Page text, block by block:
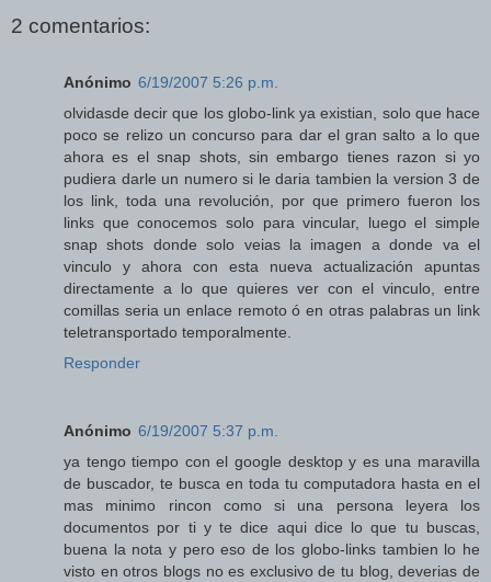
2 comentarios:
Anónimo 6/19/2007 5:26 p.m.
olvidasde decir que los globo-link ya existian, solo que hace
poco se relizo un concurso para dar el gran salto a lo que
ahora es el snap shots, sin embargo tienes razon si yo
pudiera darle un numero si le daria tambien la version 3 de
los link, toda una revolución, por que primero fueron los
links que conocemos solo para vincular, luego el simple
snap shots donde solo veias la imagen a donde va el
vinculo y ahora con esta nueva actualización apuntas
directamente a lo que quieres ver con el vinculo, entre
comillas seria un enlace remoto ó en otras palabras un link
teletransportado temporalmente.
Responder
Anónimo 6/19/2007 5:37 p.m.
ya tengo tiempo con el google desktop y es una maravilla
de buscador, te busca en toda tu computadora hasta en el
mas minimo rincon como si una persona leyera los
documentos por ti y te dice aqui dice lo que tu buscas,
buena la nota y pero eso de los globo-links tambien lo he
visto en otros blogs no es exclusivo de tu blog, deverias de